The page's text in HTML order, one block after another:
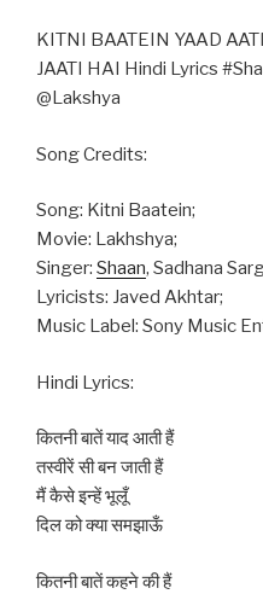
KITNI BAATEIN YAAD
JAATI HAI Hindi Lyrics
@Lakshya
Song Credits:
Song: Kitni Baatein;
Movie: Lakhshya;
Singer: Shaan, Sadhana
Lyricists: Javed Akhtar;
Music Label: Sony Music
Hindi Lyrics:
कितनी बातें याद आती हैं
तस्वीरें सी बन जाती हैं
मैं कैसे इन्हें भूलूँ
दिल को क्या समझाऊँ
कितनी बातें कहने की हैं